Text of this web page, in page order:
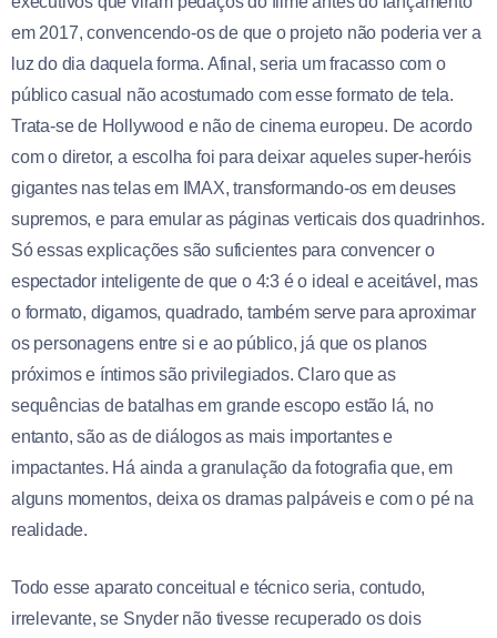
em 2017, convencendo-os de que o projeto não poderia ver a
luz do dia daquela forma. Afinal, seria um fracasso com o
público casual não acostumado com esse formato de tela.
Trata-se de Hollywood e não de cinema europeu. De acordo
com o diretor, a escolha foi para deixar aqueles super-heróis
gigantes nas telas em IMAX, transformando-os em deuses
supremos, e para emular as páginas verticais dos quadrinhos.
Só essas explicações são suficientes para convencer o
espectador inteligente de que o 4:3 é o ideal e aceitável, mas
o formato, digamos, quadrado, também serve para aproximar
os personagens entre si e ao público, já que os planos
próximos e íntimos são privilegiados. Claro que as
sequências de batalhas em grande escopo estão lá, no
entanto, são as de diálogos as mais importantes e
impactantes. Há ainda a granulação da fotografia que, em
alguns momentos, deixa os dramas palpáveis e com o pé na
realidade.
Todo esse aparato conceitual e técnico seria, contudo,
irrelevante, se Snyder não tivesse recuperado os dois